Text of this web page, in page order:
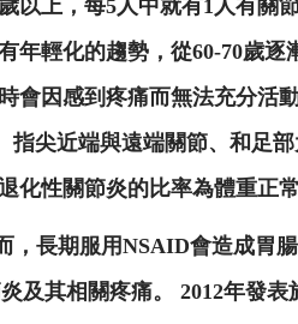
以上，每5人中就有1人有關
輕化的趨勢，從60-70歲
因感到疼痛而無法充分活
尖近端與遠端關節、和足
化性關節炎的比率為體重正
長期服用NSAID會造成胃
其相關疼痛。 2012年發